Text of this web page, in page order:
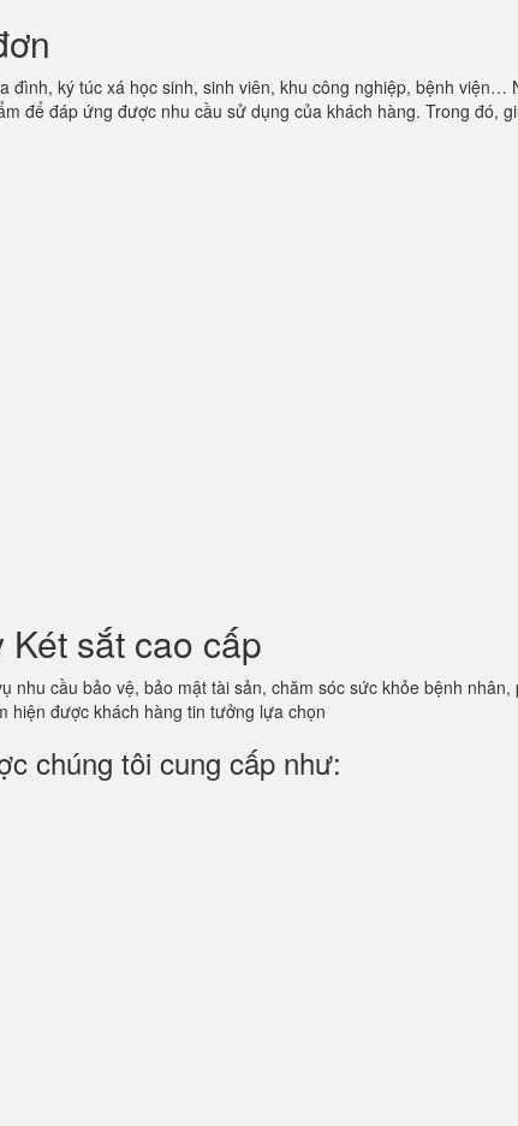
ký túc xá học sinh, sinh viên, khu công nghiệp, bệnh viện…
để đáp ứng được nhu cầu sử dụng của khách hàng. Trong đó,
sắt cao cấp
nhu cầu bảo vệ, bảo mật tài sản, chăm sóc sức khỏe bệnh nhân,
hiện được khách hàng tin tưởng lựa chọn
chúng tôi cung cấp như: